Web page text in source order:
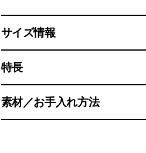
サイズ情報
特長
素材／お手入れ方法